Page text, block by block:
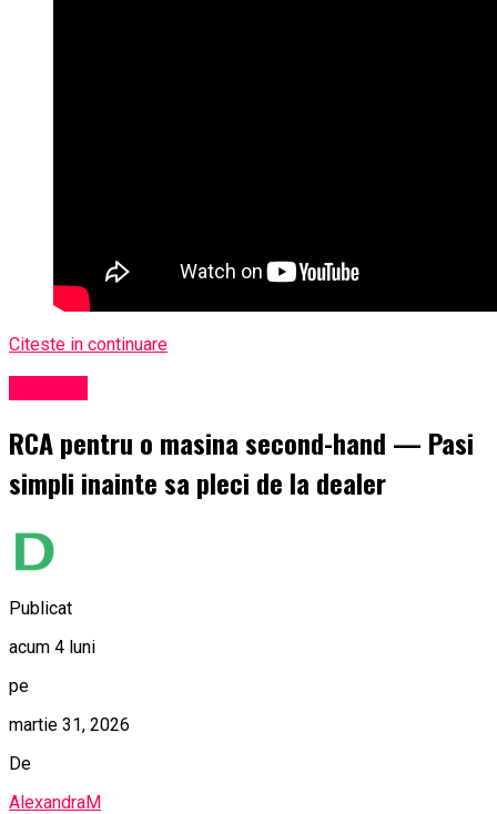
Citeste in continuare
RCA pentru o masina second-hand — Pasi
simpli inainte sa pleci de la dealer
Publicat
acum 4 luni
pe
martie 31, 2026
De
AlexandraM